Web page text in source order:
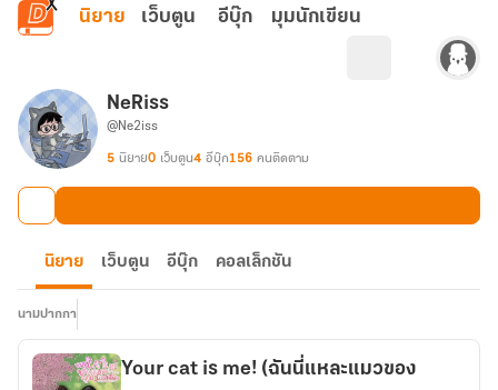
ข้ามไปยังเนื้อหาหลัก
นิยาย เว็บตูน อีบุ๊ก มุมนักเขียน
NeRiss
@Ne2iss
5 นิยาย0 เว็บตูน4 อีบุ๊ก156 คนติดตาม
นิยาย เว็บตูน อีบุ๊ก คอลเล็กชัน
นามปากกา
Your cat is me! (ฉันนี่แหละแมวของ